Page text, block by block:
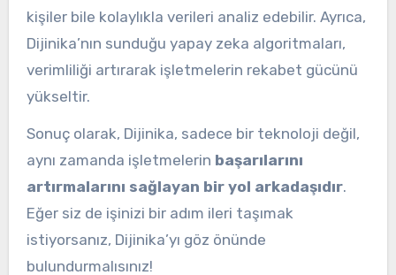
kişiler bile kolaylıkla verileri analiz edebilir. Ayrıca,
Dijinika’nın sunduğu yapay zeka algoritmaları,
verimliliği artırarak işletmelerin rekabet gücünü
yükseltir.
Sonuç olarak, Dijinika, sadece bir teknoloji değil,
aynı zamanda işletmelerin başarılarını
artırmalarını sağlayan bir yol arkadaşıdır.
Eğer siz de işinizi bir adım ileri taşımak
istiyorsanız, Dijinika’yı göz önünde
bulundurmalısınız!